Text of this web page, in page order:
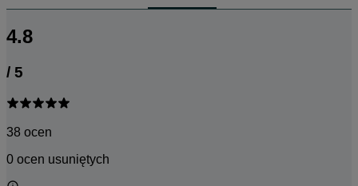
4.8
/ 5
38 ocen
0 ocen usuniętych